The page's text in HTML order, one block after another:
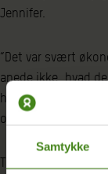
Samtykke
Jennifer.
“Det var svært
anede ikke, hvad
havde nogen
over alt det, der var
Trods problemerne